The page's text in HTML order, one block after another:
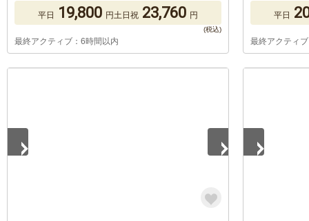
平日 19,800 円土日祝 23,760 円
最終アクティブ：6時間以内
平日
最終アクティ